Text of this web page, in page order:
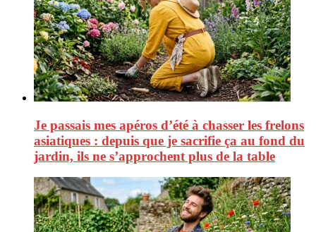
Je passais mes apéros d’été à chasser les frelons
asiatiques : depuis que je sacrifie ça au fond du
jardin, ils ne s’approchent plus de la table